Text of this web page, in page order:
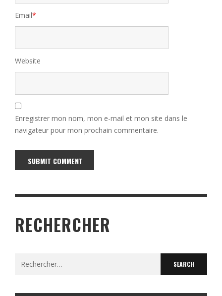
Email*
Website
Enregistrer mon nom, mon e-mail et mon site dans le
navigateur pour mon prochain commentaire.
RECHERCHER